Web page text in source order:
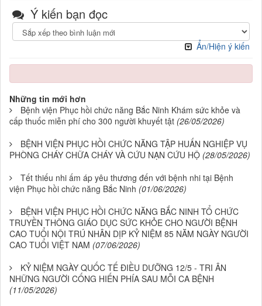
Ý kiến bạn đọc
Ẩn/Hiện ý kiến
Những tin mới hơn
Bệnh viện Phục hồi chức năng Bắc Ninh Khám sức khỏe và
cấp thuốc miễn phí cho 300 người khuyết tật (26/05/2026)
BỆNH VIỆN PHỤC HỒI CHỨC NĂNG TẬP HUẤN NGHIỆP VỤ
PHÒNG CHÁY CHỮA CHÁY VÀ CỨU NẠN CỨU HỘ (28/05/2026)
Tết thiếu nhi ấm áp yêu thương đến với bệnh nhi tại Bệnh
viện Phục hồi chức năng Bắc Ninh (01/06/2026)
BỆNH VIỆN PHỤC HỒI CHỨC NĂNG BẮC NINH TỔ CHỨC
TRUYỀN THÔNG GIÁO DỤC SỨC KHỎE CHO NGƯỜI BỆNH
CAO TUỔI NỘI TRÚ NHÂN DỊP KỶ NIỆM 85 NĂM NGÀY NGƯỜI
CAO TUỔI VIỆT NAM (07/06/2026)
KỶ NIỆM NGÀY QUỐC TẾ ĐIỀU DƯỠNG 12/5 - TRI ÂN
NHỮNG NGƯỜI CỐNG HIẾN PHÍA SAU MỖI CA BỆNH
(11/05/2026)